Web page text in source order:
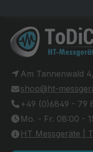
Am Tannenwald
shop@ht-
+49 (0)6849 - 79
Mo. - Fr. 08:00 -
HT Messgeräte |